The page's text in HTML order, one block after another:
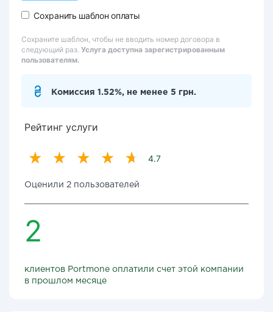
Сохранить шаблон оплаты
Сохраните шаблон, чтобы не вводить номер договора в
следующий раз. Услуга доступна зарегистрированным
пользователям.
Комиссия 1.52%, не менее 5 грн.
Рейтинг услуги
4.7
Оценили 2 пользователей
2
клиентов Portmone оплатили счет этой компании
в прошлом месяце